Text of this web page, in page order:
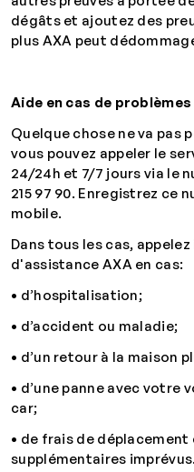
dégâts et ajoutez des
plus AXA peut
Aide en cas de problèmes
Quelque chose ne va pas
vous pouvez appeler le
24/24h et 7/7 jours via le
215 97 90. Enregistrez ce
mobile.
Dans tous les cas,
d'assistance AXA en cas:
• d’hospitalisation;
• d’accident ou maladie;
• d’un retour à la maison
• d’une panne avec votre
car;
• de frais de
supplémentaires imprévus.